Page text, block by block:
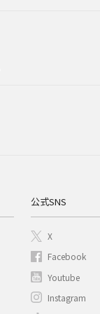
公式SNS
X
Facebook
Youtube
Instagram